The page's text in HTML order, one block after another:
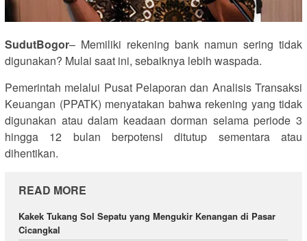
SudutBogor– Memiliki rekening bank namun sering tidak
digunakan? Mulai saat ini, sebaiknya lebih waspada.
Pemerintah melalui Pusat Pelaporan dan Analisis Transaksi
Keuangan (PPATK) menyatakan bahwa rekening yang tidak
digunakan atau dalam keadaan dorman selama periode 3
hingga 12 bulan berpotensi ditutup sementara atau
dihentikan.
READ MORE
Kakek Tukang Sol Sepatu yang Mengukir Kenangan di Pasar
Cicangkal